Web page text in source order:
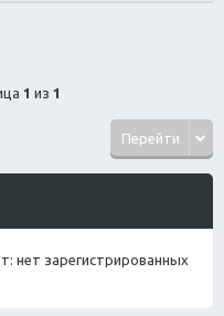
1 из 1
Перейти
нет зарегистрированных